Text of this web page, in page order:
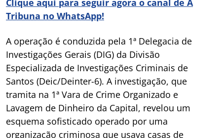
Clique aqui para seguir agora o canal de A
Tribuna no WhatsApp!
A operação é conduzida pela 1ª Delegacia de
Investigações Gerais (DIG) da Divisão
Especializada de Investigações Criminais de
Santos (Deic/Deinter-6). A investigação, que
tramita na 1ª Vara de Crime Organizado e
Lavagem de Dinheiro da Capital, revelou um
esquema sofisticado operado por uma
organização criminosa que usava casas de